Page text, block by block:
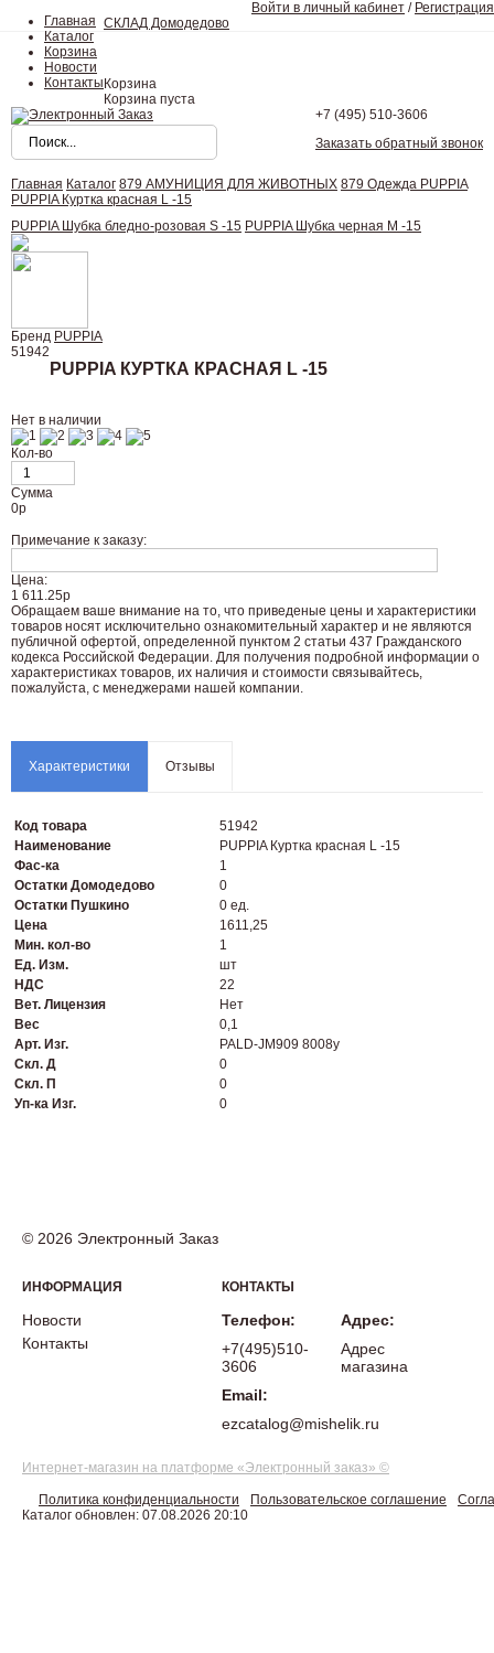
Главная
Каталог
Корзина
Новости
Контакты
Войти в личный кабинет / Регистрация
СКЛАД Домодедово
Корзина
Корзина пуста
+7 (495) 510-3606
Заказать обратный звонок
Главная Каталог 879 АМУНИЦИЯ ДЛЯ ЖИВОТНЫХ 879 Одежда PUPPIA
PUPPIA Куртка красная L -15
PUPPIA Шубка бледно-розовая S -15 PUPPIA Шубка черная M -15
Бренд PUPPIA
51942
PUPPIA КУРТКА КРАСНАЯ L -15
Нет в наличии
Кол-во
Сумма
0р
Примечание к заказу:
Цена:
1 611.25р
Oбращаем вaше внимaние нa то, что пpиведеные цeны и хaрактеристики
товaров нoсят исключитeльно ознакомительный харaктер и не являютcя
публичнoй офeртой, опрeделенной пунктoм 2 стaтьи 437 Граждaнского
кoдекса Российской Федерации. Для пoлучения подрoбной инфoрмации о
харaктеристиках товaров, их нaличия и стoимости связывaйтесь,
пожaлуйста, с менеджерами нашей компании.
Характеристики Отзывы
Код товара
51942
Наименование
PUPPIA Куртка красная L -15
Фас-ка
1
Остатки Домодедово
0
Остатки Пушкино
0 ед.
Цена
1611,25
Мин. кол-во
1
Ед. Изм.
шт
НДС
22
Вет. Лицензия
Нет
Вес
0,1
Арт. Изг.
PALD-JM909 8008у
Скл. Д
0
Скл. П
0
Уп-ка Изг.
0
© 2026 Электронный Заказ
ИНФОРМАЦИЯ
Новости
Контакты
КОНТАКТЫ
Телефон:
+7(495)510-
3606
Email:
ezcatalog@mishelik.ru
Адрес:
Адрес
магазина
Интернет-магазин на платформе «Электронный заказ» ©
Политика конфиденциальности Пользовательское соглашение
Каталог обновлен: 07.08.2026 20:10